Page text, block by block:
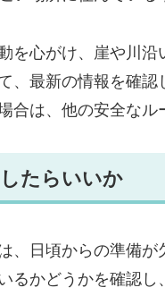
を心がけ、崖や川
、最新の情報を確
合は、他の安全なル
たらいいか
、日頃からの準備
るかどうかを確認